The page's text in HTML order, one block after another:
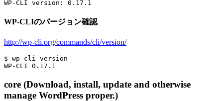
WP-CLIのバージョン確認
http://wp-cli.org/commands/cli/version/
$ wp cli version
core (Download, install, update and otherwise
manage WordPress proper.)